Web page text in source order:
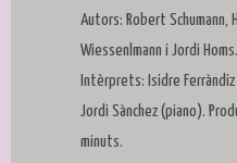
Autors: Robert Schumann,
Wiessenlmann i Jordi
Intèrprets: Isidre
Jordi Sànchez (piano).
minuts.